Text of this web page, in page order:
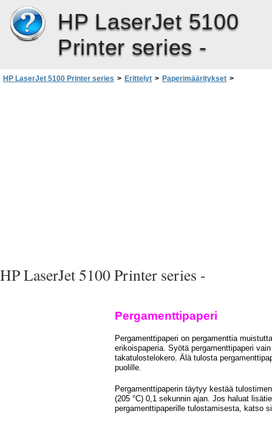
HP LaserJet 5100
Printer series -
HP LaserJet 5100 Printer series > Erittelyt > Paperimääritykset >
HP LaserJet 5100 Printer series -
Pergamenttipaperi
Pergamenttipaperi on pergamenttia
erikoispaperia. Syötä pergamenttipaperi
takatulostelokero. Älä tulosta
puolille.
Pergamenttipaperin täytyy kestää
(205 °C) 0,1 sekunnin ajan. Jos haluat
pergamenttipaperille tulostamisesta, katso